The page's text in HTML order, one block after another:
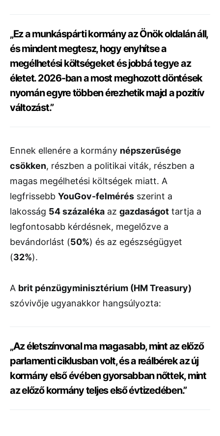
„Ez a munkáspárti kormány az Önök oldalán áll,
és mindent megtesz, hogy enyhítse a
megélhetési költségeket és jobbá tegye az
életet. 2026-ban a most meghozott döntések
nyomán egyre többen érezhetik majd a pozitív
változást.”
Ennek ellenére a kormány népszerűsége
csökken, részben a politikai viták, részben a
magas megélhetési költségek miatt. A
legfrissebb YouGov-felmérés szerint a
lakosság 54 százaléka az gazdaságot tartja a
legfontosabb kérdésnek, megelőzve a
bevándorlást (50%) és az egészségügyet
(32%).
A brit pénzügyminisztérium (HM Treasury)
szóvivője ugyanakkor hangsúlyozta:
„Az életszínvonal ma magasabb, mint az előző
parlamenti ciklusban volt, és a reálbérek az új
kormány első évében gyorsabban nőttek, mint
az előző kormány teljes első évtizedében.”